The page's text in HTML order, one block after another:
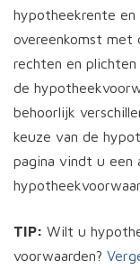
hypotheekrente
overeenkomst met
rechten en
de
behoorlijk
keuze van de
pagina vindt u een
TIP: Wilt u
voorwaarden?